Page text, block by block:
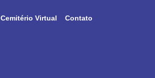
Cemitério Virtual Contato